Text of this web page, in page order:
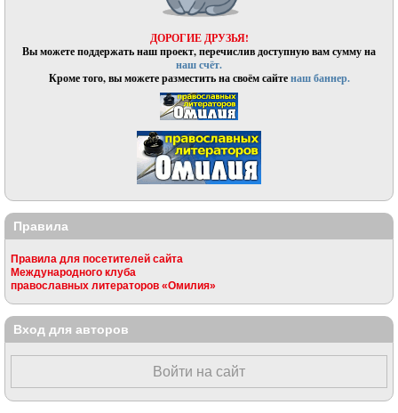
ДОРОГИЕ ДРУЗЬЯ!
Вы можете поддержать наш проект, перечислив доступную вам сумму на
наш счёт.
Кроме того, вы можете разместить на своём сайтенаш баннер.
Правила
Правила для посетителей сайта
Международного клуба
православных литераторов «Омилия»
Вход для авторов
Войти на сайт